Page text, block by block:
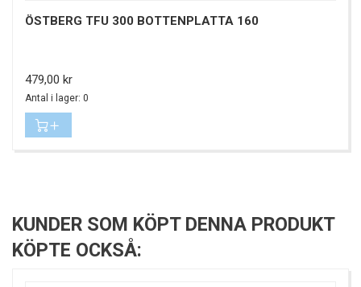
ÖSTBERG TFU 300 BOTTENPLATTA 160
Pris
479,00 kr
Antal i lager: 0
KUNDER SOM KÖPT DENNA PRODUKT
KÖPTE OCKSÅ: